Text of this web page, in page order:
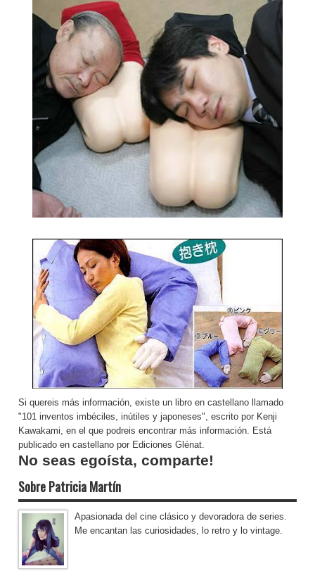
Si quereis más información, existe un libro en castellano llamado
"101 inventos imbéciles, inútiles y japoneses", escrito por Kenji
Kawakami, en el que podreis encontrar más información. Está
publicado en castellano por Ediciones Glénat.
No seas egoísta, comparte!
Sobre Patricia Martín
Apasionada del cine clásico y devoradora de series.
Me encantan las curiosidades, lo retro y lo vintage.